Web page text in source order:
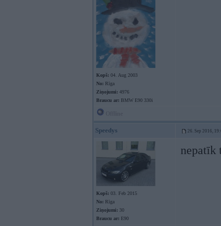
Kopš: 04. Aug 2003
No: Rīga
Ziņojumi: 4976
Braucu ar: BMW E90 330i
Speedys 26. Sep 2016,
Kopš: 03. Feb 2015
No: Rīga
Ziņojumi: 30
Braucu ar: E90
nepatīk